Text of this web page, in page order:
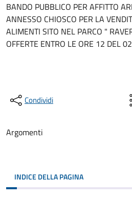
BANDO PUBBLICO PER AFFITTO
ANNESSO CHIOSCO PER LA
ALIMENTI SITO NEL PARCO "
OFFERTE ENTRO LE ORE 12 DEL
Condividi
Argomenti
INDICE DELLA PAGINA